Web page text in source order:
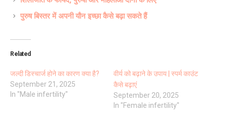
पुरुष बिस्तर में अपनी यौन इच्छा कैसे बढ़ा सकते हैं
Related
जल्दी डिस्चार्ज होने का कारण क्या है?
September 21, 2025
In "Male infertility"
वीर्य को बढ़ाने के उपाय | स्पर्म काउंट
कैसे बढ़ाएं
September 20, 2025
In "Female infertility"